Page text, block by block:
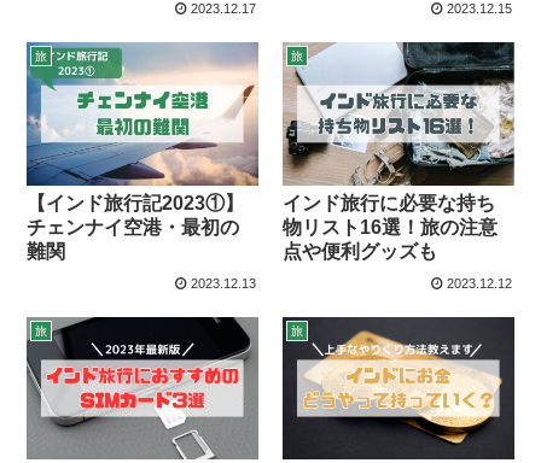
2023.12.17 2023.12.15
旅
【インド旅行記2023①】
チェンナイ空港・最初の
難関
2023.12.13
旅
インド旅行に必要な持ち
物リスト16選！旅の注意
点や便利グッズも
2023.12.12
旅 旅